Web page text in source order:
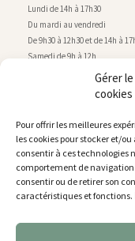
Gérer
cookies
Pour offrir les meilleures
les cookies pour stocker et/
consentir à ces technologies
comportement de navigation
consentir ou de retirer son
caractéristiques et fonctions.
Lundi de 14h à 17h30
Du mardi au vendredi
De 9h30 à 12h30 et de 14h à
Samedi de 9h à 12h
Service technique
rue de Montry–77700
Tél. 01 60 43 52 63
Horaires d’ouverture
Lundi, mardi et jeudi
De 9h à 11h45 et de 14h30 à